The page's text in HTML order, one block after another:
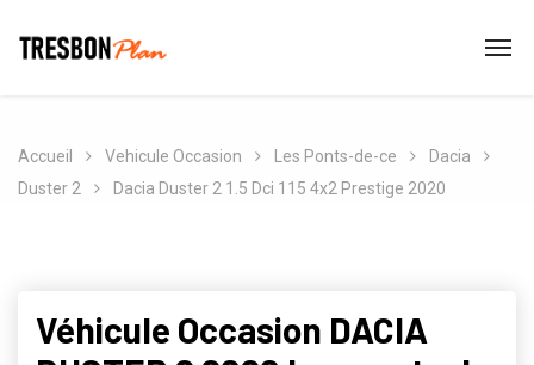
Accueil Vehicule Occasion Les Ponts-de-ce
Dacia
Duster 2
Dacia Duster 2 1.5 Dci 115 4x2 Prestige 2020
Véhicule Occasion DACIA